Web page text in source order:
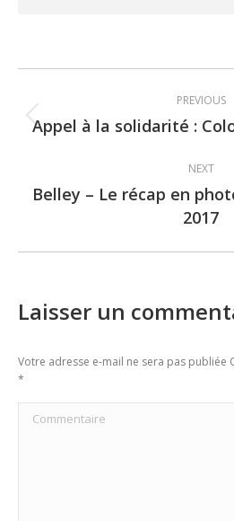
navigation
PREVIOUS
Appel à la solidarité :
NEXT
Next
post:
Belley – Le récap en
2017
Laisser un
Votre adresse e-mail ne sera pas publiée
*
Commentaire